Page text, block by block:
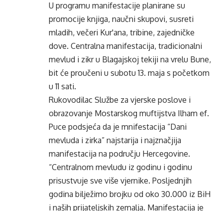
U programu manifestacije planirane su
promocije knjiga, naučni skupovi, susreti
mladih, večeri Kur'ana, tribine, zajedničke
dove. Centralna manifestacija, tradicionalni
mevlud i zikr u Blagajskoj tekiji na vrelu Bune,
bit će proučeni u subotu 13. maja s početkom
u 11 sati.
Rukovodilac Službe za vjerske poslove i
obrazovanje Mostarskog muftijstva Ilham ef.
Puce podsjeća da je mnifestacija “Dani
mevluda i zirka” najstarija i najznačjija
manifestacija na području Hercegovine.
“Centralnom mevludu iz godinu i godinu
prisustvuje sve više vjernike. Posljednjih
godina bilježimo brojku od oko 30.000 iz BiH
i naših prijateljskih zemalja. Manifestacija je